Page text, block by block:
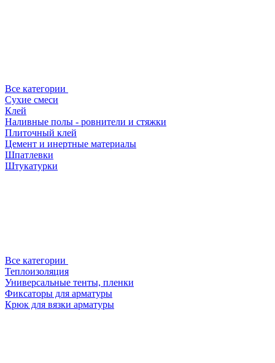
Все категории
Сухие смеси
Клей
Наливные полы - ровнители и стяжки
Плиточный клей
Цемент и инертные материалы
Шпатлевки
Штукатурки
Все категории
Теплоизоляция
Универсальные тенты, пленки
Фиксаторы для арматуры
Крюк для вязки арматуры